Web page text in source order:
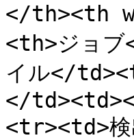
</th><th
<th>ジョ
イル</
</
<tr><td>